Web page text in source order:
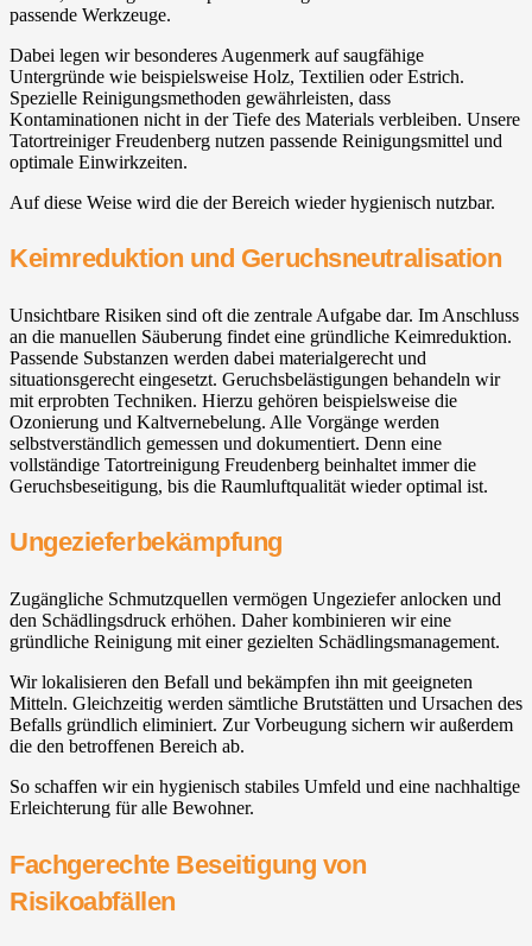
passende Werkzeuge.
Dabei legen wir besonderes Augenmerk auf saugfähige
Untergründe wie beispielsweise Holz, Textilien oder Estrich.
Spezielle Reinigungsmethoden gewährleisten, dass
Kontaminationen nicht in der Tiefe des Materials verbleiben. Unsere
Tatortreiniger Freudenberg nutzen passende Reinigungsmittel und
optimale Einwirkzeiten.
Auf diese Weise wird die der Bereich wieder hygienisch nutzbar.
Keimreduktion und Geruchsneutralisation
Unsichtbare Risiken sind oft die zentrale Aufgabe dar. Im Anschluss
an die manuellen Säuberung findet eine gründliche Keimreduktion.
Passende Substanzen werden dabei materialgerecht und
situationsgerecht eingesetzt. Geruchsbelästigungen behandeln wir
mit erprobten Techniken. Hierzu gehören beispielsweise die
Ozonierung und Kaltvernebelung. Alle Vorgänge werden
selbstverständlich gemessen und dokumentiert. Denn eine
vollständige Tatortreinigung Freudenberg beinhaltet immer die
Geruchsbeseitigung, bis die Raumluftqualität wieder optimal ist.
Ungezieferbekämpfung
Zugängliche Schmutzquellen vermögen Ungeziefer anlocken und
den Schädlingsdruck erhöhen. Daher kombinieren wir eine
gründliche Reinigung mit einer gezielten Schädlingsmanagement.
Wir lokalisieren den Befall und bekämpfen ihn mit geeigneten
Mitteln. Gleichzeitig werden sämtliche Brutstätten und Ursachen des
Befalls gründlich eliminiert. Zur Vorbeugung sichern wir außerdem
die den betroffenen Bereich ab.
So schaffen wir ein hygienisch stabiles Umfeld und eine nachhaltige
Erleichterung für alle Bewohner.
Fachgerechte Beseitigung von
Risikoabfällen